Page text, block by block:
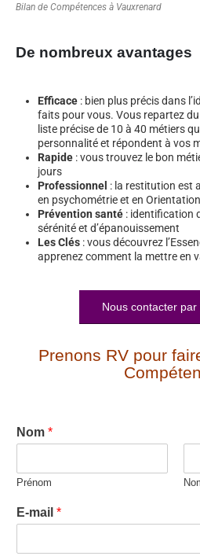
Bilan de Compétences à Vauxrenard
De nombreux avantages
Efficace : bien plus précis dans
faits pour vous. Vous repartez
liste précise de 10 à 40 métiers
personnalité et répondent à vos
Rapide : vous trouvez le bon
jours
Professionnel : la restitution est
en psychométrie et en
Prévention santé : identification
sérénité et d’épanouissement
Les Clés : vous découvrez
apprenez comment la mettre en
Nous contacter
Prenons RV pour
Nom *
Prénom
E-mail *